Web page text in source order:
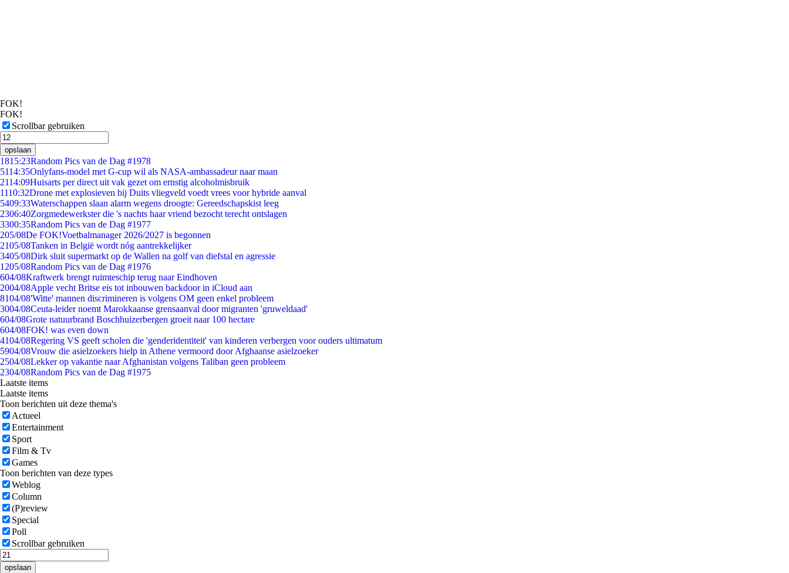
FOK!
FOK!
Scrollbar gebruiken
opslaan
1815:23Random Pics van de Dag #1978
5114:35Onlyfans-model met G-cup wil als NASA-ambassadeur naar maan
2114:09Huisarts per direct uit vak gezet om ernstig alcoholmisbruik
1110:32Drone met explosieven bij Duits vliegveld voedt vrees voor hybride aanval
5409:33Waterschappen slaan alarm wegens droogte: Gereedschapskist leeg
2306:40Zorgmedewerkster die 's nachts haar vriend bezocht terecht ontslagen
3300:35Random Pics van de Dag #1977
205/08De FOK!Voetbalmanager 2026/2027 is begonnen
2105/08Tanken in België wordt nóg aantrekkelijker
3405/08Dirk sluit supermarkt op de Wallen na golf van diefstal en agressie
1205/08Random Pics van de Dag #1976
604/08Kraftwerk brengt ruimteschip terug naar Eindhoven
2004/08Apple vecht Britse eis tot inbouwen backdoor in iCloud aan
8104/08'Witte' mannen discrimineren is volgens OM geen enkel probleem
3004/08Ceuta-leider noemt Marokkaanse grensaanval door migranten 'gruweldaad'
604/08Grote natuurbrand Boschhuizerbergen groeit naar 100 hectare
604/08FOK! was even down
4104/08Regering VS geeft scholen die 'genderidentiteit' van kinderen verbergen voor ouders ultimatum
5904/08Vrouw die asielzoekers hielp in Athene vermoord door Afghaanse asielzoeker
2504/08Lekker op vakantie naar Afghanistan volgens Taliban geen probleem
2304/08Random Pics van de Dag #1975
Laatste items
Laatste items
Toon berichten uit deze thema's
Actueel
Entertainment
Sport
Film & Tv
Games
Toon berichten van deze types
Weblog
Column
(P)review
Special
Poll
Scrollbar gebruiken
opslaan